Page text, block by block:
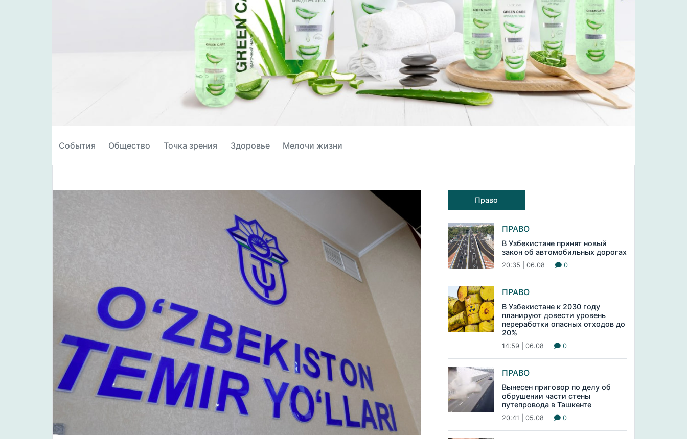
События Общество Точка зрения Здоровье Мелочи жизни
Право
ПРАВО
В Узбекистане принят новый
закон об автомобильных дорогах
20:35 | 06.08 0
ПРАВО
В Узбекистане к 2030 году
планируют довести уровень
переработки опасных отходов до
20%
14:59 | 06.08 0
ПРАВО
Вынесен приговор по делу об
обрушении части стены
путепровода в Ташкенте
20:41 | 05.08 0